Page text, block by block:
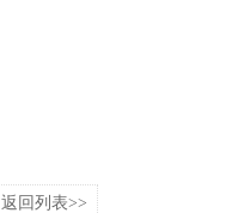
返回列表>>